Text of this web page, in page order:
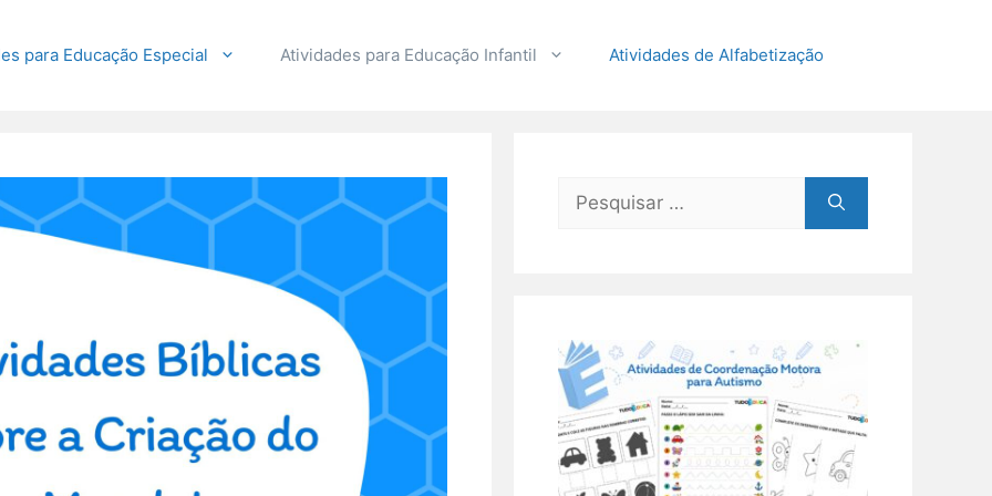
para Educação Especial Atividades para Educação Infantil Atividades de Alfabetização
Pesquisar